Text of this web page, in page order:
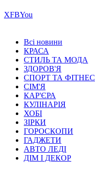
ХFBYou
Всі новини
КРАСА
СТИЛЬ ТА МОДА
ЗДОРОВ'Я
СПОРТ ТА ФІТНЕС
СІМ'Я
КАР'ЄРА
КУЛІНАРІЯ
ХОБІ
ЗІРКИ
ГОРОСКОПИ
ГАДЖЕТИ
АВТО ЛЕДІ
ДІМ І ДЕКОР